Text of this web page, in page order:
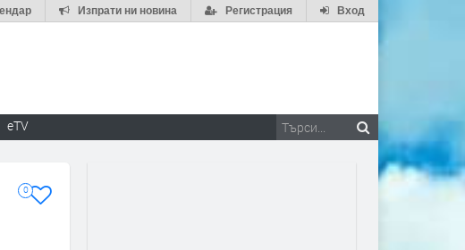
Вход
Регистрация
Изпрати ни новина
eTV
0